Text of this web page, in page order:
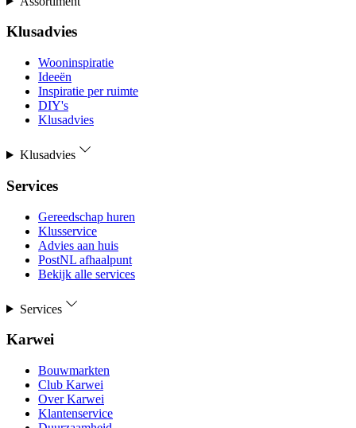
Klusadvies
Wooninspiratie
Ideeën
Inspiratie per ruimte
DIY's
Klusadvies
Klusadvies
Services
Gereedschap huren
Klusservice
Advies aan huis
PostNL afhaalpunt
Bekijk alle services
Services
Karwei
Bouwmarkten
Club Karwei
Over Karwei
Klantenservice